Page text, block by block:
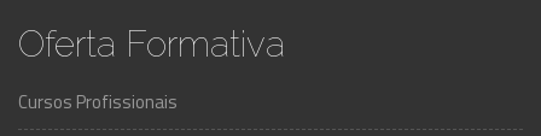
Oferta Formativa
Cursos Profissionais